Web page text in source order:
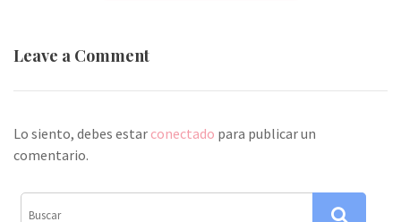
g
c
i
ó
Leave a Comment
Lo siento, debes estar conectado para publicar un
comentario.